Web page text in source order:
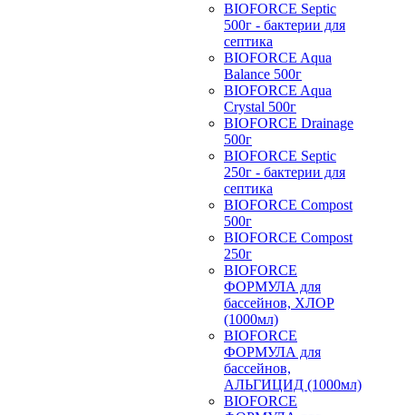
BIOFORCE Septic
500г - бактерии для
септика
BIOFORCE Aqua
Balance 500г
BIOFORCE Aqua
Crystal 500г
BIOFORCE Drainage
500г
BIOFORCE Septic
250г - бактерии для
септика
BIOFORCE Compost
500г
BIOFORCE Compost
250г
BIOFORCE
ФОРМУЛА для
бассейнов, ХЛОР
(1000мл)
BIOFORCE
ФОРМУЛА для
бассейнов,
АЛЬГИЦИД (1000мл)
BIOFORCE